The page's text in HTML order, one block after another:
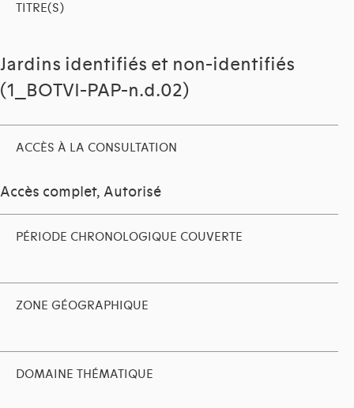
TITRE(S)
Jardins identifiés et non-identifiés
(1_BOTVI-PAP-n.d.02)
ACCÈS À LA CONSULTATION
Accès complet, Autorisé
PÉRIODE CHRONOLOGIQUE COUVERTE
ZONE GÉOGRAPHIQUE
DOMAINE THÉMATIQUE